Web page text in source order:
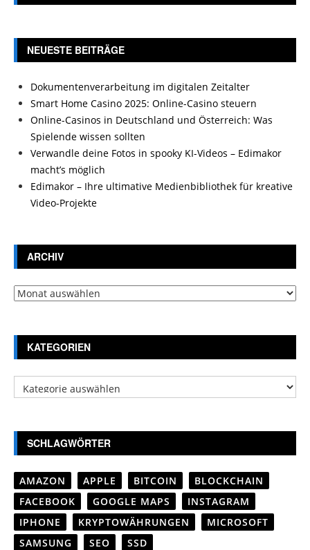
NEUESTE BEITRÄGE
Dokumentenverarbeitung im digitalen Zeitalter
Smart Home Casino 2025: Online-Casino steuern
Online-Casinos in Deutschland und Österreich: Was
Spielende wissen sollten
Verwandle deine Fotos in spooky KI-Videos – Edimakor
macht’s möglich
Edimakor – Ihre ultimative Medienbibliothek für kreative
Video-Projekte
ARCHIV
Archiv
KATEGORIEN
Kategorien
SCHLAGWÖRTER
AMAZON APPLE BITCOIN
BLOCKCHAIN
FACEBOOK
GOOGLE MAPS
INSTAGRAM
IPHONE
KRYPTOWÄHRUNGEN
MICROSOFT
SAMSUNG
SEO
SSD